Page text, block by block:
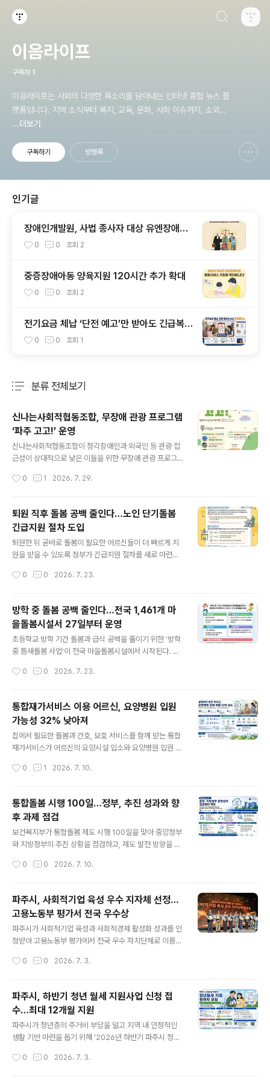
이음라이프
구독자 1
이음라이프는 사회의 다양한 목소리를 담아내는 인터넷 종합 뉴스 플
랫폼입니다. 지역 소식부터 복지, 교육, 문화, 사회 이슈까지, 소외되
지 않는 균형 잡힌 보도를 지향합니다. 우리는 "정보는 힘이며, 진실은
을 여러분께 전합니다. 작은 현장의 목소리도 크게 울려 퍼질 수 있도
...더보기
구독하기 방명록
인기글
장애인개발원, 사법 종사자 대상 유엔장애인
권리협약 교육자료 발간
0 0 조회 2
중증장애아동 양육지원 120시간 추가 확대
0 0 조회 2
전기요금 체납 ‘단전 예고’만 받아도 긴급복지
지원 가능
0 0 조회 1
분류 전체보기
신나는사회적협동조합, 무장애 관광 프로그램
‘파주 고고!’ 운영
신나는사회적협동조합이 청각장애인과 외국인 등 관광 접
근성이 상대적으로 낮은 이들을 위한 무장애 관광 프로그
만점을 표어로 내세운 파주 당일 여행 프로그램이다. 이동,
신나는사회적협동조합은 국내외 지역의 가치 있는 프로그
램과 문화관광 콘텐츠를 발굴·개발하고, 문화와 여행을 통
해 사람과 지역사회를 연결하는 문화여행 전문 사회적협동
조합이다. 주요 사업으로는 역사·교육 생태탐방, 개인·가족·
홍보·출판·인쇄 서비스 등을 운영하고 있다. 이번 프로그램
0 1 2026. 7. 29.
퇴원 직후 돌봄 공백 줄인다…노인 단기돌봄
긴급지원 절차 도입
퇴원한 뒤 곧바로 돌봄이 필요한 어르신들이 더 빠르게 지
원을 받을 수 있도록 정부가 긴급지원 절차를 새로 마련한
에 ‘긴급지원 절차’를 신설해 퇴원 직후 돌봄 공백을 줄이겠
기존에는 신청부터 대상자 판정, 실제 서비스 제공까지 시
간이 걸렸지만, 긴급지원이 적용되면 신청 후 3~7일 안에
서비스를 받을 수 있도록 절차가 단축된다. 복지부는 이를
통해 어르신들이 병원 퇴원 후 지역사회로 안정적으로 복
귀할 수 있도록 지원한다는 방침이다.지원이 필요한 어르
통해 신청할 수 있다. 이후 간단한 확인 절차를 거쳐대상 요
0 0 2026. 7. 23.
방학 중 돌봄 공백 줄인다…전국 1,461개 마
을돌봄시설서 27일부터 운영
초등학교 방학 기간 돌봄과 급식 공백을 줄이기 위한 ‘방학
중 틈새돌봄 사업’이 전국 마을돌봄시설에서 시작된다. 보
서 방학 중 틈새돌봄 사업을 운영한다고 23일 밝혔다. 이
간이 맞지 않아 발생할 수 있는 아동 돌봄 사각지대를 줄이
기 위해 마련됐다. 방학 중 틈새돌봄 사업은 초등학생 방학
기간에 한해 학교 인근 마을돌봄시설의 운영 시간을 확대
하고, 이용 아동에게 식사를 제공하는 방식으로 추진된다.
대상 시설은 지역아동센터와 다함께돌봄센터 등이다. 이번
나뉜다. 틈새돌봄센터 1,296곳은 오전 9시부터 오후 6시
0 0 2026. 7. 23.
통합재가서비스 이용 어르신, 요양병원 입원
가능성 32% 낮아져
집에서 필요한 돌봄과 간호, 보호 서비스를 함께 받는 통합
재가서비스가 어르신의 요양시설 입소와 요양병원 입원 위
는 8일 오후 서울역 스페이스쉐어에서 제1차 지역사회 통
후 추진 방향을 논의했다고 밝혔다. 이번 포럼은 ‘돌봄기본
권 시대, 지역사회 통합돌봄의 현재와 미래’를 주제로 마련
됐다. 참석자들은 통합돌봄을 둘러싼 해외 정책 흐름과 국
내 제도 추진 과정을 살펴보고, 앞으로 지역사회 통합돌봄
이 나아가야 할 방향에 대해 의견을 나눴다.이날 발제를 맡
스가 시설 중심 돌봄 이용을 줄이는 데 일정한 효과를 보였
0 1 2026. 7. 10.
통합돌봄 시행 100일…정부, 추진 성과와 향
후 과제 점검
보건복지부가 통합돌봄 제도 시행 100일을 맞아 중앙정부
와 지방정부의 추진 상황을 점검하고, 제도 발전 방향을 논
에서 제4차 ‘통합돌봄정책위원회’를 개최하고, 통합돌봄
공유했다고 밝혔다. 이날 회의에서는 현장 추진 과정에서
나타난 과제와 전문가 의견을 바탕으로 향후 통합돌봄 체
계를 어떻게 보완하고 발전시킬지에 대한 논의도 이뤄졌
다. 회의에서 복지부는 통합돌봄 신청 현황과 서비스 연계
실적 등 사업 운영 전반을 보고했다. 또한 지방정부의 실행
비스의 범위 확대와 서비스 품질 제고 방안 등을 하반기 주
0 0 2026. 7. 10.
파주시, 사회적기업 육성 우수 지자체 선정…
고용노동부 평가서 전국 우수상
파주시가 사회적기업 육성과 사회적경제 활성화 성과를 인
정받아 고용노동부 평가에서 전국 우수 자치단체로 이름을
6년 사회적기업 육성 우수자치단체 평가’에서 우수 자치단
과 사회적경제 기반 조성 성과를 종합적으로 평가해 우수
지자체를 선정하고 있다.올해 평가는 여러 항목을 기준으
로 진행됐다. 주요 심사 분야는 사회적기업 지원체계 구축
과 업무 추진의 적정성, 자생력 있는 사회적기업 육성을 위
굴, 사회적가치지표 확산, 재정지원의 건전성, 지역사회 기
0 0 2026. 7. 3.
파주시, 하반기 청년 월세 지원사업 신청 접
수…최대 12개월 지원
파주시가 청년층의 주거비 부담을 덜고 지역 내 안정적인
생활 기반 마련을 돕기 위해 ‘2026년 하반기 파주시 청년
담하며 독립적으로 생활하는 청년들에게 일정 금액의 주거
0 0 2026. 7. 3.